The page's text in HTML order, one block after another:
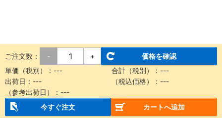
ご注文数： - +
価格を確認
単価（税別）： --- 合計（税別）： ---
出荷日： --- （税込価格）： ---
（参考出荷日）： ---
今すぐ注文
カートへ追加